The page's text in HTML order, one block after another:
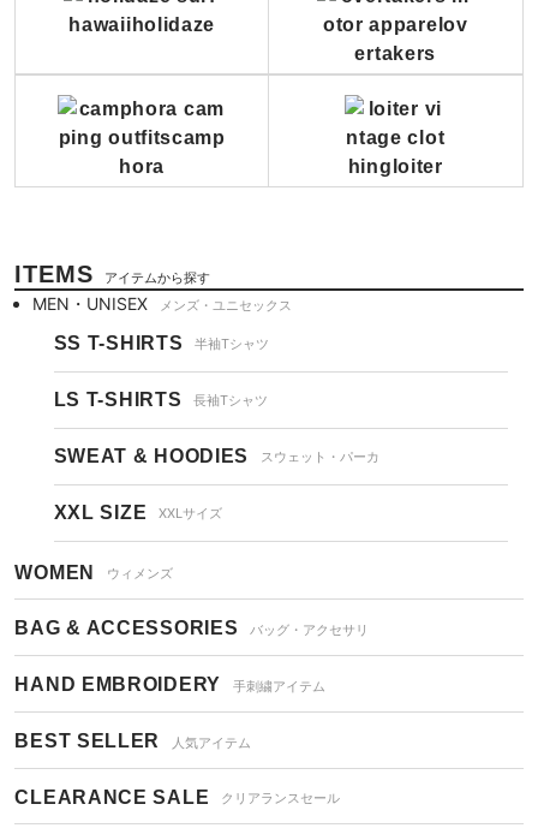
ITEMS アイテムから探す
MEN・UNISEX メンズ・ユニセックス
SS T-SHIRTS 半袖Tシャツ
LS T-SHIRTS 長袖Tシャツ
SWEAT & HOODIES スウェット・パーカ
XXL SIZE XXLサイズ
WOMEN ウィメンズ
BAG & ACCESSORIES バッグ・アクセサリ
HAND EMBROIDERY 手刺繍アイテム
BEST SELLER 人気アイテム
CLEARANCE SALE クリアランスセール